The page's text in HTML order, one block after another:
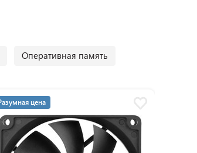
Оперативная память
цена